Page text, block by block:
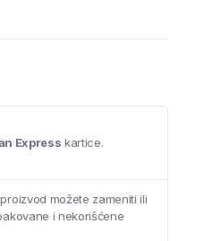
Express kartice.
možete zameniti ili
i nekorišćene